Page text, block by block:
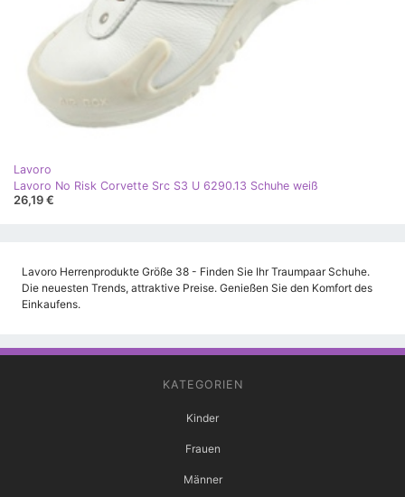
Lavoro
Lavoro No Risk Corvette Src S3 U 6290.13 Schuhe weiß
26,19 €
Lavoro Herrenprodukte Größe 38 - Finden Sie Ihr Traumpaar Schuhe.
Die neuesten Trends, attraktive Preise. Genießen Sie den Komfort des
Einkaufens.
KATEGORIEN
Kinder
Frauen
Männer